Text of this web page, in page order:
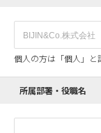
個人の方は「個人」と
所属部署・役職名